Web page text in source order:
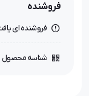
فروشنده
فروشنده ای
شناسه محصول